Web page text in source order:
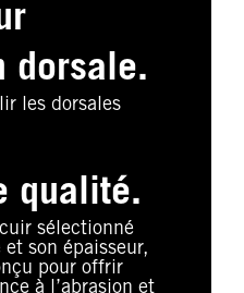
dorsale.
les dorsales
qualité.
sélectionné
et son épaisseur,
pour offrir
à l’abrasion et